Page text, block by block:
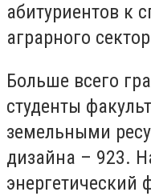
абитуриентов к
аграрного
Больше всего
студенты
земельными
дизайна – 923.
энергетический